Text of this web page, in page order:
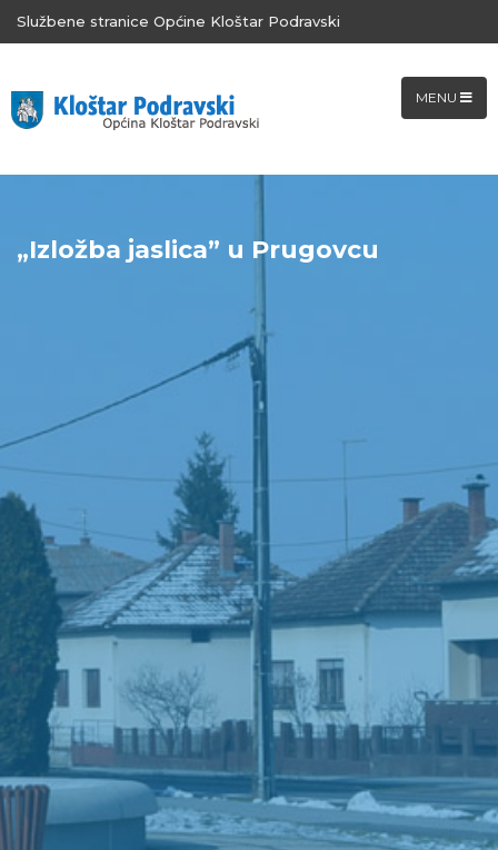
Službene stranice Općine Kloštar Podravski
MENU
„Izložba jaslica” u Prugovcu